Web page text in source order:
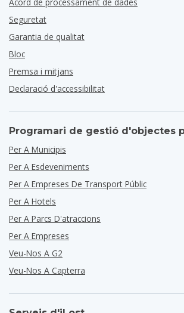
Seguretat
Garantia de qualitat
Bloc
Premsa i mitjans
Declaració d'accessibilitat
Programari de gestió d'objectes
Per A Municipis
Per A Esdeveniments
Per A Empreses De Transport Públic
Per A Hotels
Per A Parcs D'atraccions
Per A Empreses
Veu-Nos A G2
Veu-Nos A Capterra